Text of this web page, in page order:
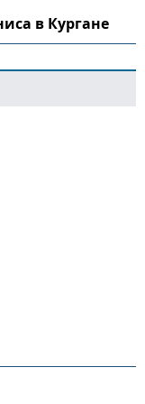
в Кургане